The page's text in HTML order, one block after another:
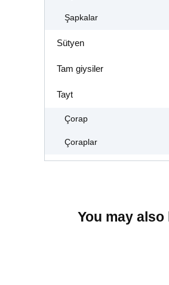
Şapkalar
Sütyen
Tam giysiler
Tayt
Çorap
Çoraplar
You may also